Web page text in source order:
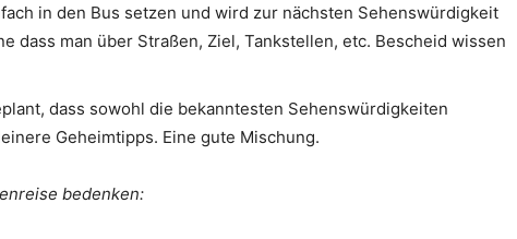
in den Bus setzen und wird zur nächsten Sehenswürdigkeit
dass man über Straßen, Ziel, Tankstellen, etc. Bescheid wissen
dass sowohl die bekanntesten Sehenswürdigkeiten
Geheimtipps. Eine gute Mischung.
bedenken: